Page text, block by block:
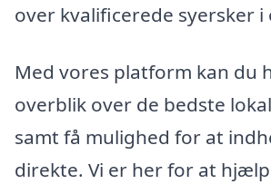
over kvalificerede syersker
Med vores platform kan du
overblik over de bedste
samt få mulighed for at
direkte. Vi er her for at